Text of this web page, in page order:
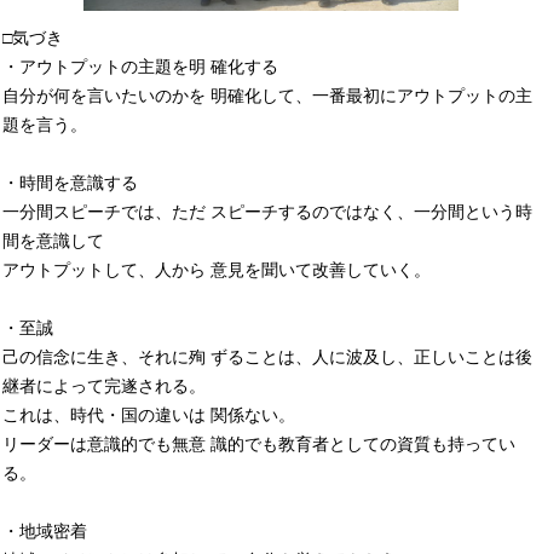
□気づき
・アウトプットの主題を明 確化する
自分が何を言いたいのかを 明確化して、一番最初にアウトプットの主
題を言う。
・時間を意識する
一分間スピーチでは、ただ スピーチするのではなく、一分間という時
間を意識して
アウトプットして、人から 意見を聞いて改善していく。
・至誠
己の信念に生き、それに殉 ずることは、人に波及し、正しいことは後
継者によって完遂される。
これは、時代・国の違いは 関係ない。
リーダーは意識的でも無意 識的でも教育者としての資質も持ってい
る。
・地域密着